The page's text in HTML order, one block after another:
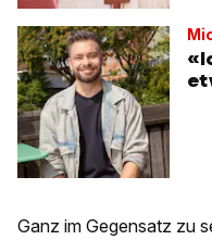
Ganz im Gegensatz zu